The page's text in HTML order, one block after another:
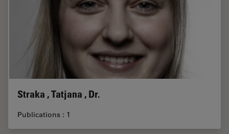
Straka , Tatjana , Dr.
Publications : 1